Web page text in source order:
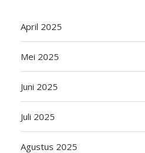
April 2025
Mei 2025
Juni 2025
Juli 2025
Agustus 2025